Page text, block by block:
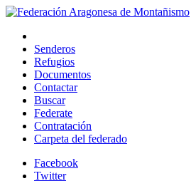
Senderos
Refugios
Documentos
Contactar
Buscar
Federate
Contratación
Carpeta del federado
Facebook
Twitter